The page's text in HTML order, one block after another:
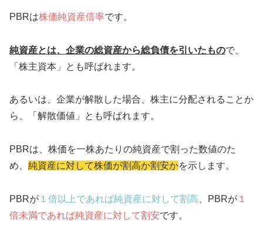
PBRは株価純資産倍率です。
純資産とは、企業の総資産から総負債を引いたもので、
「株主資本」とも呼ばれます。
あるいは、企業が解散した場合、株主に分配されることか
ら、「解散価値」とも呼ばれます。
PBRは、株価を一株あたりの純資産で割った数値のた
め、 純資産に対して株価が割高か割安かを示します。
PBRが １倍以上であれば純資産に対して割高 、PBRが １
倍未満であれば純資産に対して割安です。